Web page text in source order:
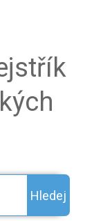
Hledej